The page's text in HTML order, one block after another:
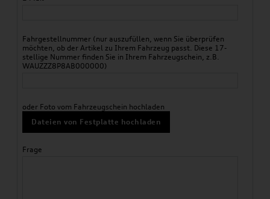
Fahrgestellnummer (nur auszufüllen, wenn Sie überprüfen
möchten, ob der Artikel zu Ihrem Fahrzeug passt. Diese 17-
stellige Nummer finden Sie in Ihrem Fahrzeugschein, z.B.
WAUZZZ8P8AB000000)
oder Foto vom Fahrzeugschein hochladen
Dateien von Festplatte hochladen
Frage